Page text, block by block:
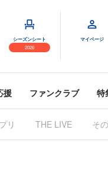
シーズンシート
2026
マイページ
援 ファンクラブ 特
リ THE LIVE そ